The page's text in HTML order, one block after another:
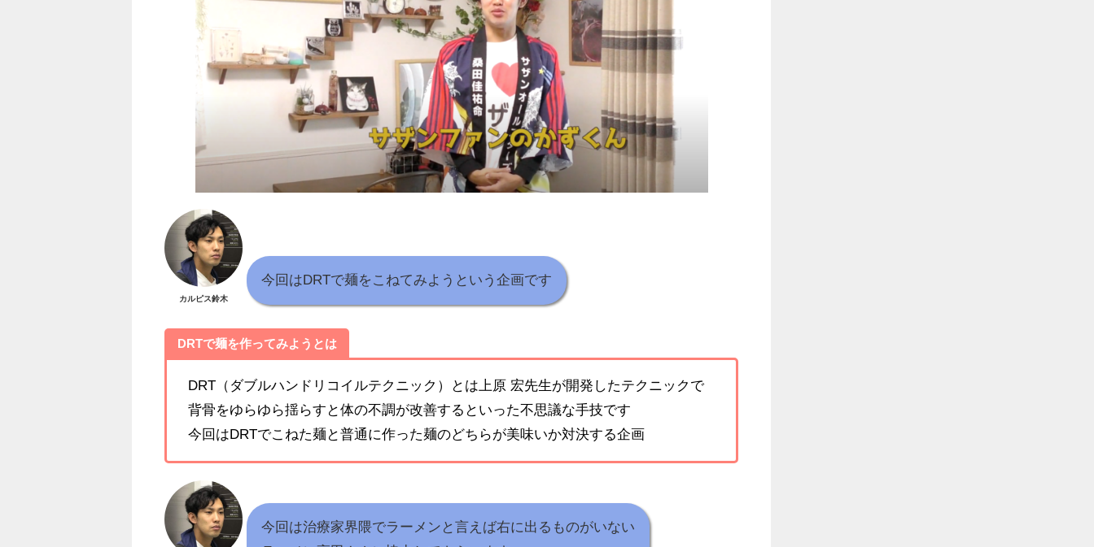
カルピス鈴木
今回はDRTで麺をこねてみようという企画です
DRTで麺を作ってみようとは
DRT（ダブルハンドリコイルテクニック）とは上原 宏先生が開発したテクニックで
背骨をゆらゆら揺らすと体の不調が改善するといった不思議な手技です
今回はDRTでこねた麺と普通に作った麺のどちらが美味いか対決する企画
今回は治療家界隈でラーメンと言えば右に出るものがいない